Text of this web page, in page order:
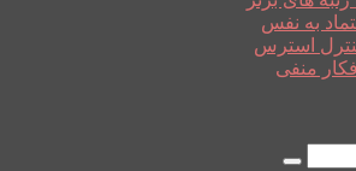
به نفس
استرس
منفی